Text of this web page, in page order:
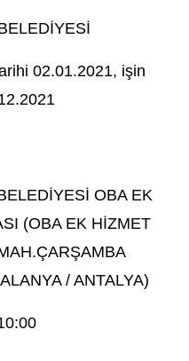
02.01.2021, işin
OBA EK
(OBA EK HİZMET
/ ANTALYA)